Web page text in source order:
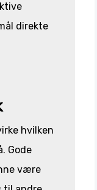
direkte
hvilken
Gode
være